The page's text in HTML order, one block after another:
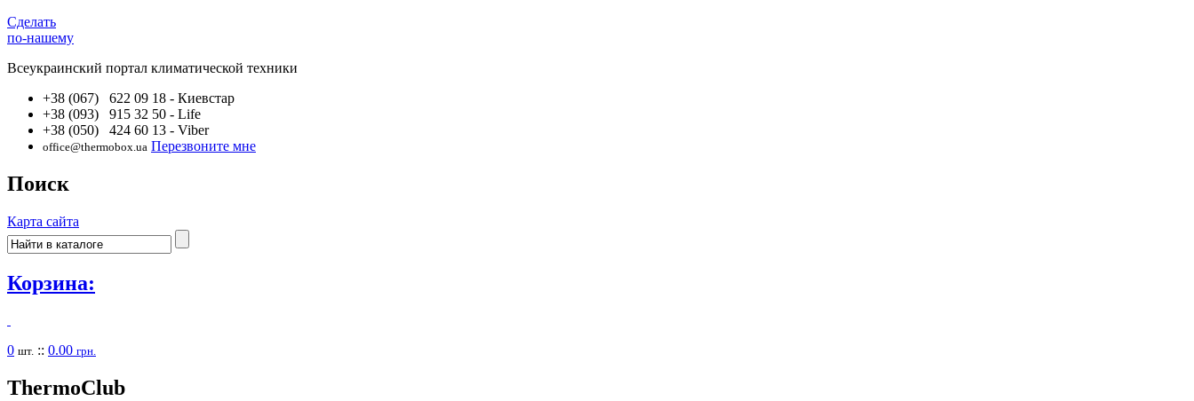
Сделать
по-нашему
Всеукраинский портал климатической техники
+38 (067) 622 09 18 - Киевстар
+38 (093) 915 32 50 - Life
+38 (050) 424 60 13 - Viber
office@thermobox.ua Перезвоните мне
Поиск
Карта сайта
Корзина:
0 шт. :: 0.00 грн.
ThermoClub